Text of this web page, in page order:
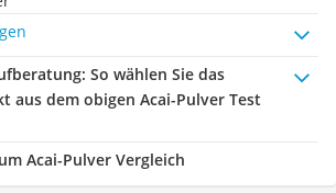
: So wählen Sie das
aus dem obigen Acai-Pulver Test
Acai-Pulver Vergleich